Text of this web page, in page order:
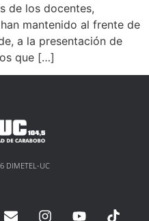
de los docentes,
mantenido al frente de
a la presentación de
que […]
DIMETEL-UC